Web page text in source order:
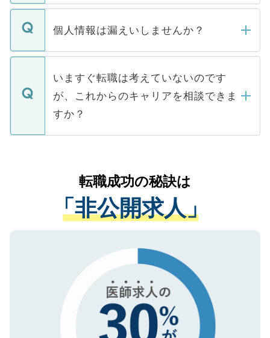
ません。
■応募殺到を避けるため 人気のある医療機
関を公にしてしまうと、応募が殺到する場
に、医療機関が求める条件に合った人材の
みを人材紹介会社に依頼するケースが増え
ています。
転職・入職を強要することは一切ありませ
ん。また、仮に応募先から内定をいただい
定を承諾する必要はありません。内定先へ
の辞退の連絡はキャリアパートナーが行い
個人情報は漏えいしませんか？
個人情報が漏えいすることはありませんの
で、ご安心ください。当サイトからの登録
などで収集したご登録者様の個人情報は、
ご本人のキャリアアップおよび転職活動の
支援を目的に使用いたします。お預かりし
ているすべての個人データはご本人の許可
は、個人情報の取り扱いについての厳密な
管理基準を満たした事業者のみに付与され
る、プライバシーマークを取得済みです。
で、機密保持に関してもご安心ください。
いますぐ転職は考えていないのです
が、これからのキャリアを相談できま
すか？
かがいして、現在の医療機関の状況や紹介
経験をまじえながら、適切なアドバイスを
させていただきます。すぐにご転職をされ
ない方には、長期的なサポートが可能です
ので、まずはご登録ください。
転職成功の秘訣は
「非公開求人」